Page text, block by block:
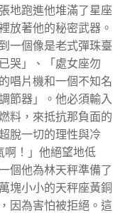
地跑進他堆滿了星座
放著他的秘密武器。
一個像是老式彈珠臺
哭」、「處女座勿
唱片機和一個不知名
節器」。他必須輸入
料，來抵抗那負面的
脫一切的理性與冷
啊！」他絕望地低
個他為林天秤準備了
萬塊小小的天秤座黃銅
因為害怕被拒絕。這